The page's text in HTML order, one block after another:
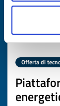
Offerta di